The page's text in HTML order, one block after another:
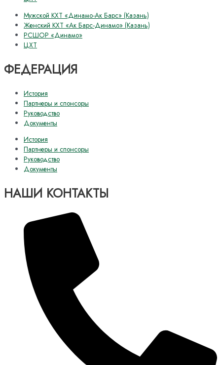
Мужской КХТ «Динамо-Ак Барс» (Казань)
Женский КХТ «Ак Барс-Динамо» (Казань)
РСШОР «Динамо»
ЦХТ
ФЕДЕРАЦИЯ
История
Партнеры и спонсоры
Руководство
Документы
История
Партнеры и спонсоры
Руководство
Документы
НАШИ КОНТАКТЫ